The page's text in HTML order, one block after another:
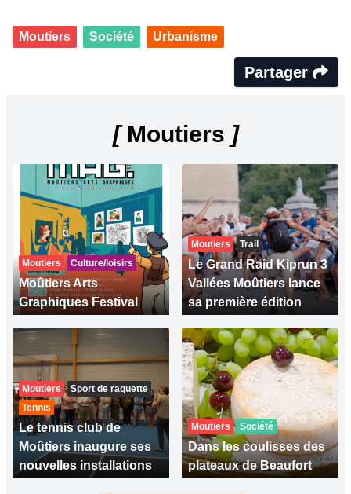
Moutiers Société Urbanisme
Partager
[Moutiers ]
Moutiers Culture/loisirs
Moûtiers Arts
Graphiques Festival
Moutiers Trail
Le Grand Raid Kiprun 3
Vallées Moûtiers lance
sa première édition
Moutiers
Sport de raquette
Tennis
Le tennis club de
Moûtiers inaugure ses
nouvelles installations
Moutiers Société
Dans les coulisses des
plateaux de Beaufort